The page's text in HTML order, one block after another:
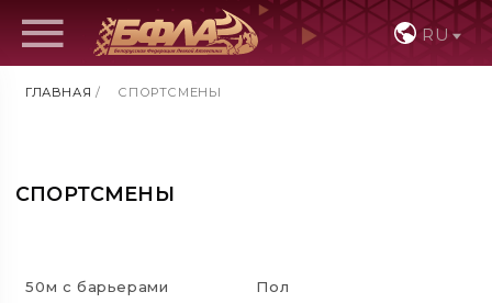
RU
ГЛАВНАЯ / СПОРТСМЕНЫ
СПОРТСМЕНЫ
50м с барьерами Пол